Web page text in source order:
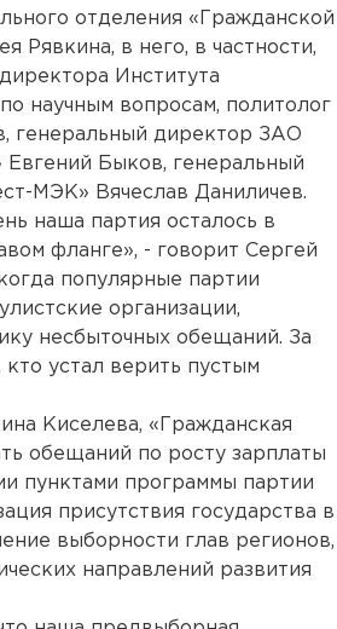
отделения «Гражданской
Рявкина, в него, в частности,
Института
научным вопросам, политолог
генеральный директор ЗАО
Евгений Быков, генеральный
МЭК» Вячеслав Даниличев.
наша партия осталось в
фланге», - говорит Сергей
популярные партии
организации,
несбыточных обещаний. За
устал верить пустым
Киселева, «Гражданская
обещаний по росту зарплаты
пунктами программы партии
присутствия государства в
выборности глав регионов,
направлений развития